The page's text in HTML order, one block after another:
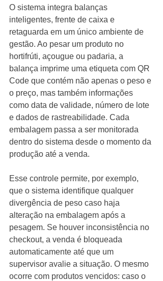
O sistema integra balanças
inteligentes, frente de caixa e
retaguarda em um único ambiente de
gestão. Ao pesar um produto no
hortifrúti, açougue ou padaria, a
balança imprime uma etiqueta com QR
Code que contém não apenas o peso e
o preço, mas também informações
como data de validade, número de lote
e dados de rastreabilidade. Cada
embalagem passa a ser monitorada
dentro do sistema desde o momento da
produção até a venda.
Esse controle permite, por exemplo,
que o sistema identifique qualquer
divergência de peso caso haja
alteração na embalagem após a
pesagem. Se houver inconsistência no
checkout, a venda é bloqueada
automaticamente até que um
supervisor avalie a situação. O mesmo
ocorre com produtos vencidos: caso o